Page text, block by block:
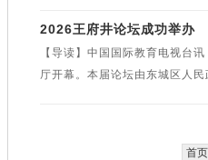
2026王府井论坛成功举办
【导读】中国国际教育电视台
厅开幕。本届论坛由东城区人
首页